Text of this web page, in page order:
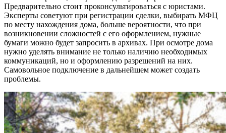
Предварительно стоит проконсультироваться с юристами.
Эксперты советуют при регистрации сделки, выбирать МФЦ
по месту нахождения дома, больше вероятности, что при
возникновении сложностей с его оформлением, нужные
бумаги можно будет запросить в архивах. При осмотре дома
нужно уделять внимание не только наличию необходимых
коммуникаций, но и оформлению разрешений на них.
Самовольное подключение в дальнейшем может создать
проблемы.